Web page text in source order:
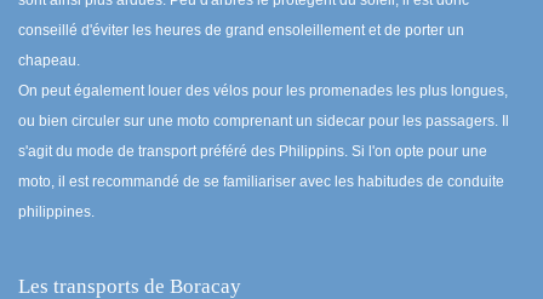
conseillé d'éviter les heures de grand ensoleillement et de porter un
chapeau.
On peut également louer des vélos pour les promenades les plus longues,
ou bien circuler sur une moto comprenant un sidecar pour les passagers. Il
s'agit du mode de transport préféré des Philippins. Si l'on opte pour une
moto, il est recommandé de se familiariser avec les habitudes de conduite
philippines.
Les transports de Boracay